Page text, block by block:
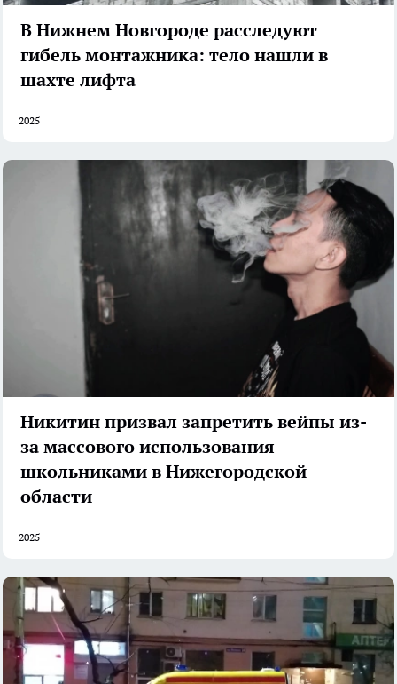
В Нижнем Новгороде расследуют
гибель монтажника: тело нашли в
шахте лифта
2025
Никитин призвал запретить вейпы из-
за массового использования
школьниками в Нижегородской
области
2025